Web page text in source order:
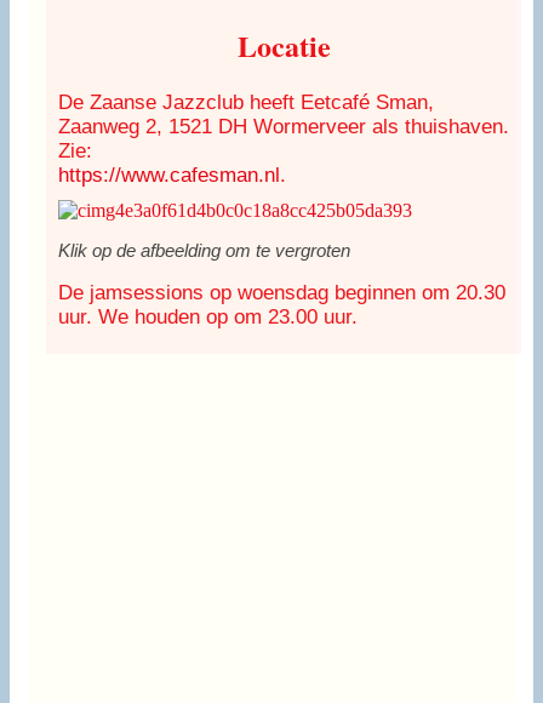
Locatie
De Zaanse Jazzclub heeft Eetcafé Sman,
Zaanweg 2, 1521 DH Wormerveer als thuishaven.
Zie:
https://www.cafesman.nl.
Klik op de afbeelding om te vergroten
De jamsessions op woensdag beginnen om 20.30
uur. We houden op om 23.00 uur.